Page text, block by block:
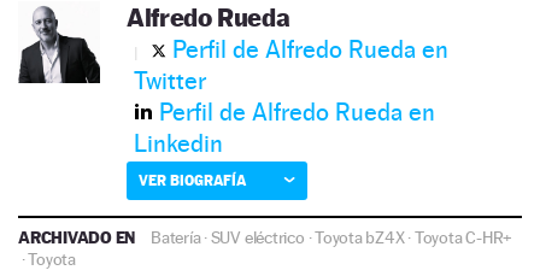
Alfredo Rueda
Perfil de Alfredo Rueda en
Twitter
Perfil de Alfredo Rueda en
Linkedin
VER BIOGRAFÍA
ARCHIVADO EN Batería·SUV eléctrico ·Toyota bZ4X·Toyota C-HR+
·Toyota